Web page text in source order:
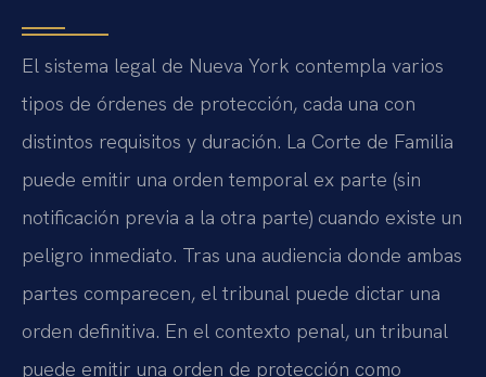
El sistema legal de Nueva York contempla varios
tipos de órdenes de protección, cada una con
distintos requisitos y duración. La Corte de Familia
puede emitir una orden temporal ex parte (sin
notificación previa a la otra parte) cuando existe un
peligro inmediato. Tras una audiencia donde ambas
partes comparecen, el tribunal puede dictar una
orden definitiva. En el contexto penal, un tribunal
puede emitir una orden de protección como